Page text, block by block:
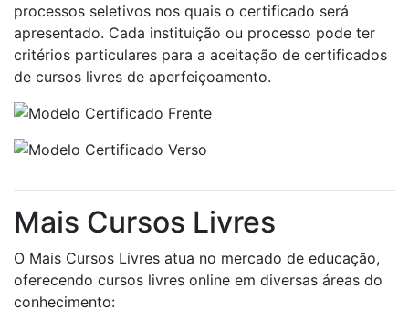
processos seletivos nos quais o certificado será
apresentado. Cada instituição ou processo pode ter
critérios particulares para a aceitação de certificados
de cursos livres de aperfeiçoamento.
Mais Cursos Livres
O Mais Cursos Livres atua no mercado de educação,
oferecendo cursos livres online em diversas áreas do
conhecimento: